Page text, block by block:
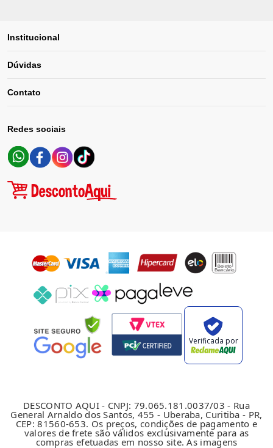
Institucional
Dúvidas
Contato
Redes sociais
Verificada por
DESCONTO AQUI - CNPJ: 79.065.181.0037/03 - Rua
General Arnaldo dos Santos, 455 - Uberaba, Curitiba - PR,
CEP: 81560-653. Os preços, condições de pagamento e
valores de frete são válidos exclusivamente para as
compras efetuadas em nosso site. As imagens